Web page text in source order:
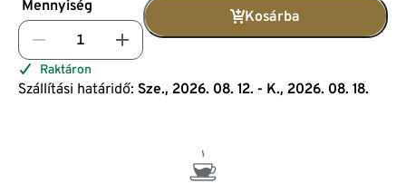
Mennyiség
Kosárba
Raktáron
Szállítási határidő: Sze., 2026. 08. 12. - K., 2026. 08. 18.